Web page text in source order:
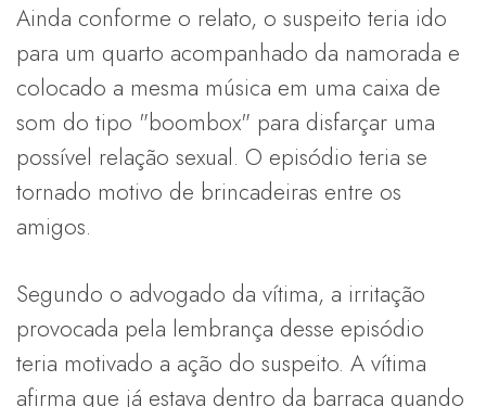
Ainda conforme o relato, o suspeito teria ido
para um quarto acompanhado da namorada e
colocado a mesma música em uma caixa de
som do tipo "boombox" para disfarçar uma
possível relação sexual. O episódio teria se
tornado motivo de brincadeiras entre os
amigos.
Segundo o advogado da vítima, a irritação
provocada pela lembrança desse episódio
teria motivado a ação do suspeito. A vítima
afirma que já estava dentro da barraca quando